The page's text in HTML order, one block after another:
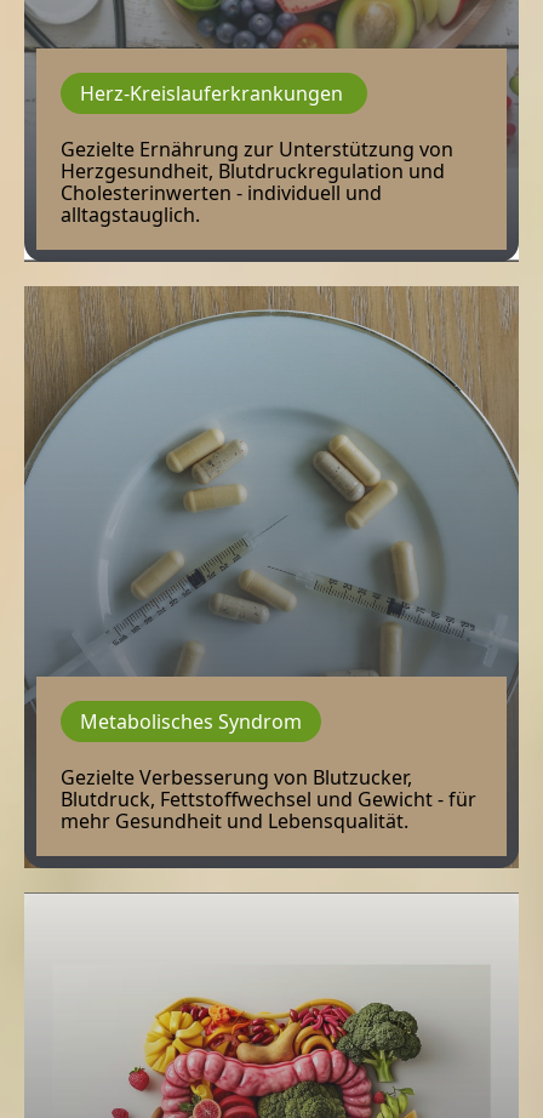
Herz-Kreislauferkrankungen
Gezielte Ernährung zur Unterstützung von
Herzgesundheit, Blutdruckregulation und
Cholesterinwerten - individuell und
alltagstauglich.
Metabolisches Syndrom
Gezielte Verbesserung von Blutzucker,
Blutdruck, Fettstoffwechsel und Gewicht - für
mehr Gesundheit und Lebensqualität.